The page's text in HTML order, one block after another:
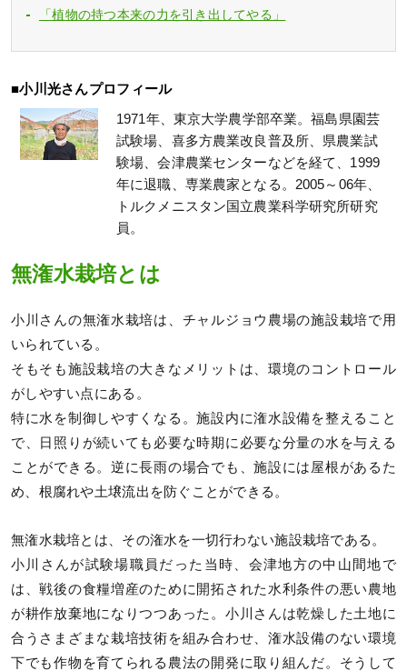
「植物の持つ本来の力を引き出してやる」
■小川光さんプロフィール
1971年、東京大学農学部卒業。福島県園芸
試験場、喜多方農業改良普及所、県農業試
験場、会津農業センターなどを経て、1999
年に退職、専業農家となる。2005～06年、
トルクメニスタン国立農業科学研究所研究
員。
無潅水栽培とは
小川さんの無潅水栽培は、チャルジョウ農場の施設栽培で用
いられている。
そもそも施設栽培の大きなメリットは、環境のコントロール
がしやすい点にある。
特に水を制御しやすくなる。施設内に潅水設備を整えること
で、日照りが続いても必要な時期に必要な分量の水を与える
ことができる。逆に長雨の場合でも、施設には屋根があるた
め、根腐れや土壌流出を防ぐことができる。
無潅水栽培とは、その潅水を一切行わない施設栽培である。
小川さんが試験場職員だった当時、会津地方の中山間地で
は、戦後の食糧増産のために開拓された水利条件の悪い農地
が耕作放棄地になりつつあった。小川さんは乾燥した土地に
合うさまざまな栽培技術を組み合わせ、潅水設備のない環境
下でも作物を育てられる農法の開発に取り組んだ。そうして